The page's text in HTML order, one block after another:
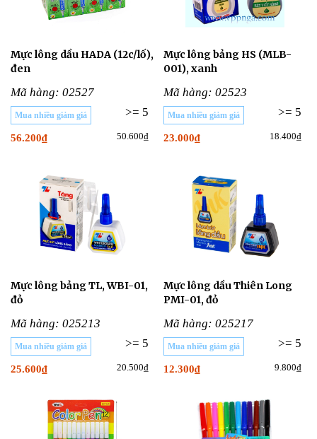
Mực lông dầu HADA (12c/lố),
đen
Mã hàng: 02527
Mua nhiều giảm giá >= 5
56.200₫ 50.600₫
Mực lông bảng HS (MLB-
001), xanh
Mã hàng: 02523
Mua nhiều giảm giá >= 5
23.000₫ 18.400₫
Mực lông bảng TL, WBI-01,
đỏ
Mã hàng: 025213
Mua nhiều giảm giá >= 5
25.600₫ 20.500₫
Mực lông dầu Thiên Long
PMI-01, đỏ
Mã hàng: 025217
Mua nhiều giảm giá >= 5
12.300₫ 9.800₫